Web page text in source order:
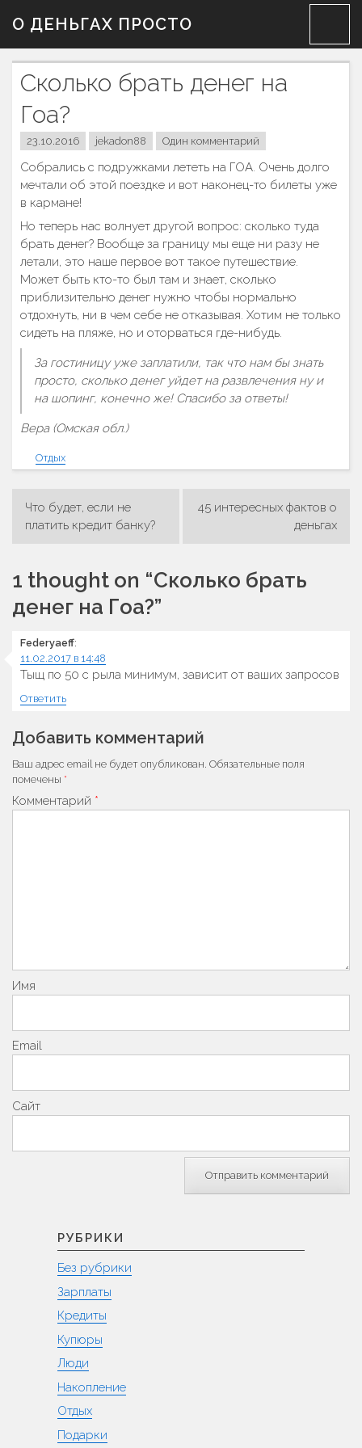
О ДЕНЬГАХ ПРОСТО
Сколько брать денег на
Гоа?
23.10.2016 jekadon88 Один комментарий
Собрались с подружками лететь на ГОА. Очень долго
мечтали об этой поездке и вот наконец-то билеты уже
в кармане!
Но теперь нас волнует другой вопрос: сколько туда
брать денег? Вообще за границу мы еще ни разу не
летали, это наше первое вот такое путешествие.
Может быть кто-то был там и знает, сколько
приблизительно денег нужно чтобы нормально
отдохнуть, ни в чем себе не отказывая. Хотим не только
сидеть на пляже, но и оторваться где-нибудь.
За гостиницу уже заплатили, так что нам бы знать
просто, сколько денег уйдет на развлечения ну и
на шопинг, конечно же! Спасибо за ответы!
Вера (Омская обл.)
Отдых
Навигация
записям
Что будет, если не
платить кредит банку?
45 интересных фактов о
деньгах
1 thought on “Сколько брать
денег на Гоа?”
Federyaeff:
11.02.2017 в 14:48
Тыщ по 50 с рыла минимум, зависит от ваших запросов
Ответить
Добавить комментарий
Ваш адрес email не будет опубликован. Обязательные поля
помечены *
Комментарий *
Имя
Email
Сайт
РУБРИКИ
Без рубрики
Зарплаты
Кредиты
Купюры
Люди
Накопление
Отдых
Подарки